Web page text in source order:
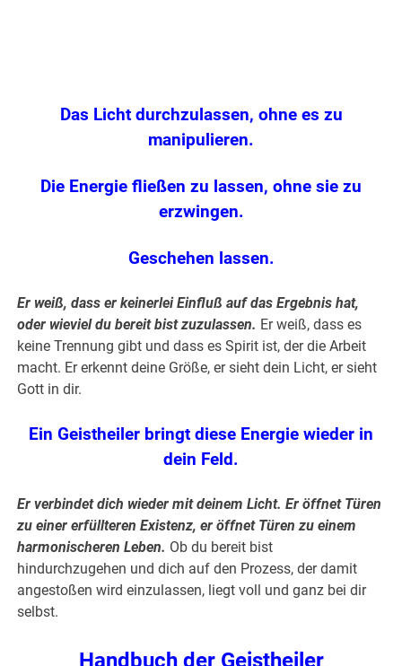
Das Licht durchzulassen, ohne es zu
manipulieren.
Die Energie fließen zu lassen, ohne sie zu
erzwingen.
Geschehen lassen.
Er weiß, dass er keinerlei Einfluß auf das Ergebnis hat,
oder wieviel du bereit bist zuzulassen. Er weiß, dass es
keine Trennung gibt und dass es Spirit ist, der die Arbeit
macht. Er erkennt deine Größe, er sieht dein Licht, er sieht
Gott in dir.
Ein Geistheiler bringt diese Energie wieder in
dein Feld.
Er verbindet dich wieder mit deinem Licht. Er öffnet Türen
zu einer erfüllteren Existenz, er öffnet Türen zu einem
harmonischeren Leben. Ob du bereit bist
hindurchzugehen und dich auf den Prozess, der damit
angestoßen wird einzulassen, liegt voll und ganz bei dir
selbst.
Handbuch der Geistheiler